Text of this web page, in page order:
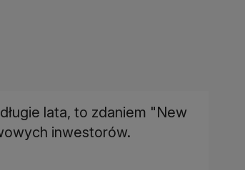
lata, to zdaniem "New
inwestorów.